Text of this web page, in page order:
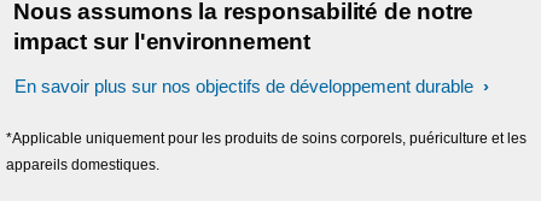
Nous assumons la responsabilité de notre
impact sur l'environnement
En savoir plus sur nos objectifs de développement durable
*Applicable uniquement pour les produits de soins corporels, puériculture et les
appareils domestiques.